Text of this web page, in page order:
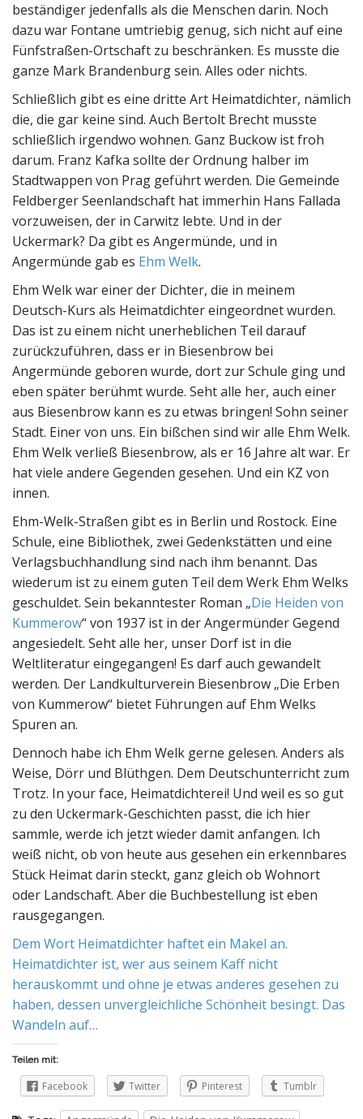
beständiger jedenfalls als die Menschen darin. Noch
dazu war Fontane umtriebig genug, sich nicht auf eine
Fünfstraßen-Ortschaft zu beschränken. Es musste die
ganze Mark Brandenburg sein. Alles oder nichts.
Schließlich gibt es eine dritte Art Heimatdichter, nämlich
die, die gar keine sind. Auch Bertolt Brecht musste
schließlich irgendwo wohnen. Ganz Buckow ist froh
darum. Franz Kafka sollte der Ordnung halber im
Stadtwappen von Prag geführt werden. Die Gemeinde
Feldberger Seenlandschaft hat immerhin Hans Fallada
vorzuweisen, der in Carwitz lebte. Und in der
Uckermark? Da gibt es Angermünde, und in
Angermünde gab es Ehm Welk.
Ehm Welk war einer der Dichter, die in meinem
Deutsch-Kurs als Heimatdichter eingeordnet wurden.
Das ist zu einem nicht unerheblichen Teil darauf
zurückzuführen, dass er in Biesenbrow bei
Angermünde geboren wurde, dort zur Schule ging und
eben später berühmt wurde. Seht alle her, auch einer
aus Biesenbrow kann es zu etwas bringen! Sohn seiner
Stadt. Einer von uns. Ein bißchen sind wir alle Ehm Welk.
Ehm Welk verließ Biesenbrow, als er 16 Jahre alt war. Er
hat viele andere Gegenden gesehen. Und ein KZ von
innen.
Ehm-Welk-Straßen gibt es in Berlin und Rostock. Eine
Schule, eine Bibliothek, zwei Gedenkstätten und eine
Verlagsbuchhandlung sind nach ihm benannt. Das
wiederum ist zu einem guten Teil dem Werk Ehm Welks
geschuldet. Sein bekanntester Roman „Die Heiden von
Kummerow“ von 1937 ist in der Angermünder Gegend
angesiedelt. Seht alle her, unser Dorf ist in die
Weltliteratur eingegangen! Es darf auch gewandelt
werden. Der Landkulturverein Biesenbrow „Die Erben
von Kummerow“ bietet Führungen auf Ehm Welks
Spuren an.
Dennoch habe ich Ehm Welk gerne gelesen. Anders als
Weise, Dörr und Blüthgen. Dem Deutschunterricht zum
Trotz. In your face, Heimatdichterei! Und weil es so gut
zu den Uckermark-Geschichten passt, die ich hier
sammle, werde ich jetzt wieder damit anfangen. Ich
weiß nicht, ob von heute aus gesehen ein erkennbares
Stück Heimat darin steckt, ganz gleich ob Wohnort
oder Landschaft. Aber die Buchbestellung ist eben
rausgegangen.
Dem Wort Heimatdichter haftet ein Makel an.
Heimatdichter ist, wer aus seinem Kaff nicht
herauskommt und ohne je etwas anderes gesehen zu
haben, dessen unvergleichliche Schönheit besingt. Das
Wandeln auf…
Teilen mit:
Facebook Twitter Pinterest Tumblr